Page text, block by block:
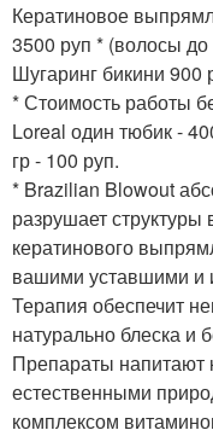
Кератиновое
3500 руп * (волосы до
Шугаринг бикини 900
* Стоимость работы
Loreal один тюбик -
гр - 100 руп.
* Brazilian Blowout
разрушает
кератинового
вашими уставшими
Терапия обеспечит
натурально блеска и
Препараты напитают
естественными
комплексом